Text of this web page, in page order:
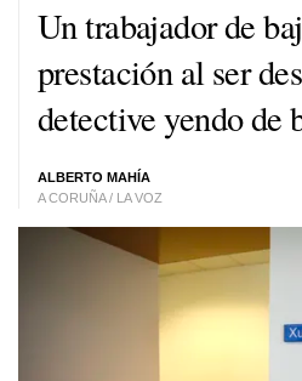
Un trabajador de
prestación al ser
detective yendo de
ALBERTO MAHÍA
A CORUÑA / LA VOZ